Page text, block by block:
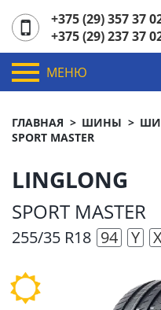
+375 (29) 357 37
+375 (29) 237 37
МЕНЮ
ГЛАВНАЯ ШИНЫ
SPORT МASTER
LINGLONG
SPORT МASTER
255/35 R18 94 Y